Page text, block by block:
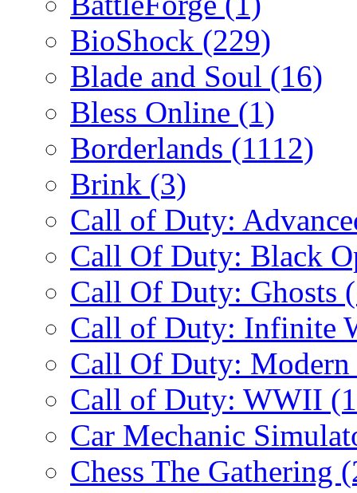
BioShock (229)
Blade and Soul (16)
Bless Online (1)
Borderlands (1112)
Brink (3)
Call of Duty:
Call Of Duty: Black
Call Of Duty: Ghosts
Call of Duty: Infinite
Call Of Duty:
Call of Duty: WWII
Car Mechanic
Chess The Gathering